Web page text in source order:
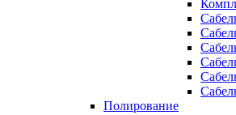
Полирование